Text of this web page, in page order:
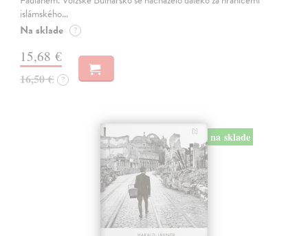
islámského…
Na sklade ?
15,68 €
16,50 € ?
na sklade